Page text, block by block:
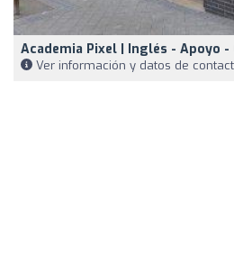
Academia Pixel | Inglés - Apoyo -
Ver información y datos de